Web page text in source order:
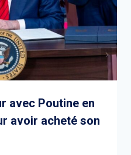
avec Poutine en
avoir acheté son